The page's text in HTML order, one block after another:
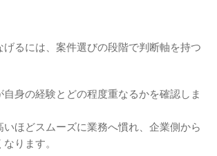
るには、案件選びの段階で判断軸を持つ
自身の経験とどの程度重なるかを確認しま
ほどスムーズに業務へ慣れ、企業側から
ります。